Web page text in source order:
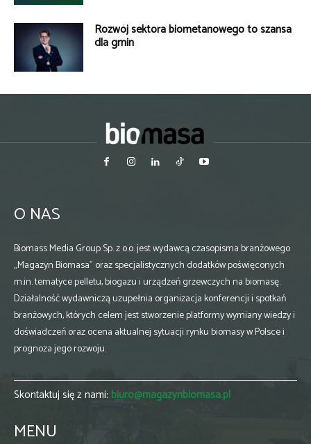
Rozwój sektora biometanowego to szansa
dla gmin
O NAS
Biomass Media Group Sp. z o.o. jest wydawcą czasopisma branżowego
„Magazyn Biomasa” oraz specjalistycznych dodatków poświęconych
m.in. tematyce pelletu, biogazu i urządzeń grzewczych na biomasę.
Działalność wydawniczą uzupełnia organizacja konferencji i spotkań
branżowych, których celem jest stworzenie platformy wymiany wiedzy i
doświadczeń oraz ocena aktualnej sytuacji rynku biomasy w Polsce i
prognoza jego rozwoju.
Skontaktuj się z nami: biuro@magazynbiomasa.pl
MENU